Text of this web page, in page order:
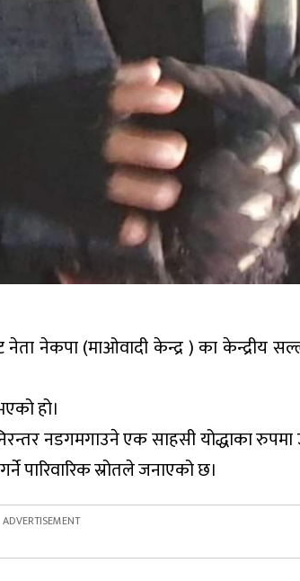
नेकपा (माओवादी केन्द्र ) का केन्द्रीय
हो।
नडगमगाउने एक साहसी योद्धाका रुपमा
पारिवारिक स्रोतले जनाएको छ।